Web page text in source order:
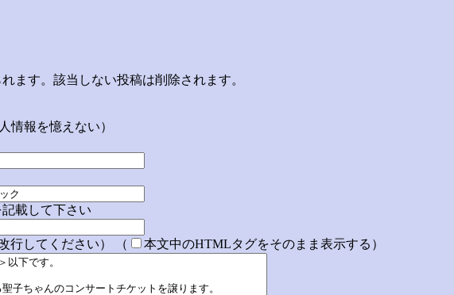
ます。該当しない投稿は削除されます。
情報を憶えない）
記載して下さい
行してください） （ 本文中のHTMLタグをそのまま表示する）